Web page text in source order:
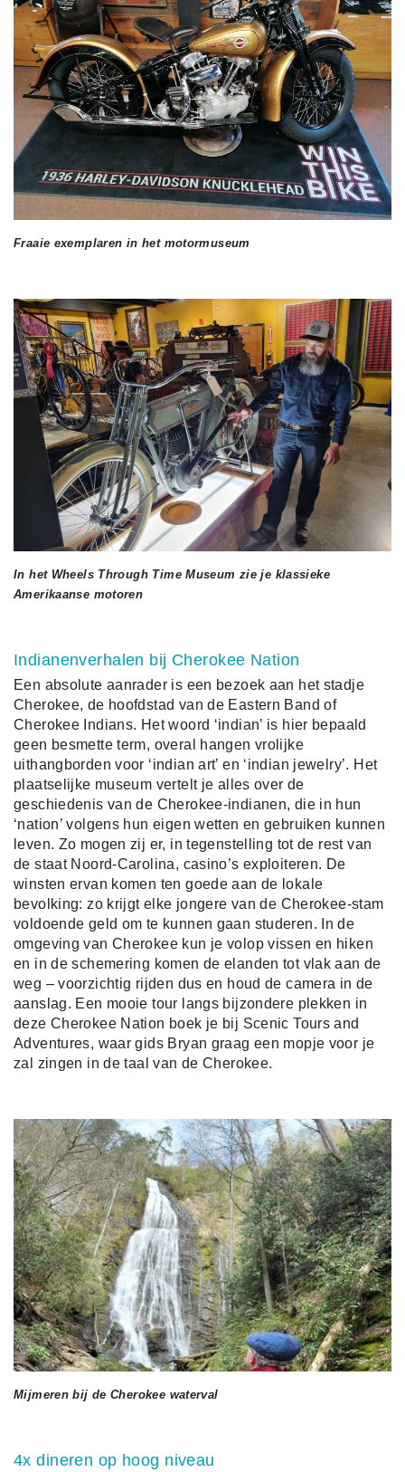
Fraaie exemplaren in het motormuseum
In het Wheels Through Time Museum zie je klassieke
Amerikaanse motoren
Indianenverhalen bij Cherokee Nation
Een absolute aanrader is een bezoek aan het stadje
Cherokee, de hoofdstad van de Eastern Band of
Cherokee Indians. Het woord ‘indian’ is hier bepaald
geen besmette term, overal hangen vrolijke
uithangborden voor ‘indian art’ en ‘indian jewelry’. Het
plaatselijke museum vertelt je alles over de
geschiedenis van de Cherokee-indianen, die in hun
‘nation’ volgens hun eigen wetten en gebruiken kunnen
leven. Zo mogen zij er, in tegenstelling tot de rest van
de staat Noord-Carolina, casino’s exploiteren. De
winsten ervan komen ten goede aan de lokale
bevolking: zo krijgt elke jongere van de Cherokee-stam
voldoende geld om te kunnen gaan studeren. In de
omgeving van Cherokee kun je volop vissen en hiken
en in de schemering komen de elanden tot vlak aan de
weg – voorzichtig rijden dus en houd de camera in de
aanslag. Een mooie tour langs bijzondere plekken in
deze Cherokee Nation boek je bij Scenic Tours and
Adventures, waar gids Bryan graag een mopje voor je
zal zingen in de taal van de Cherokee.
Mijmeren bij de Cherokee waterval
4x dineren op hoog niveau